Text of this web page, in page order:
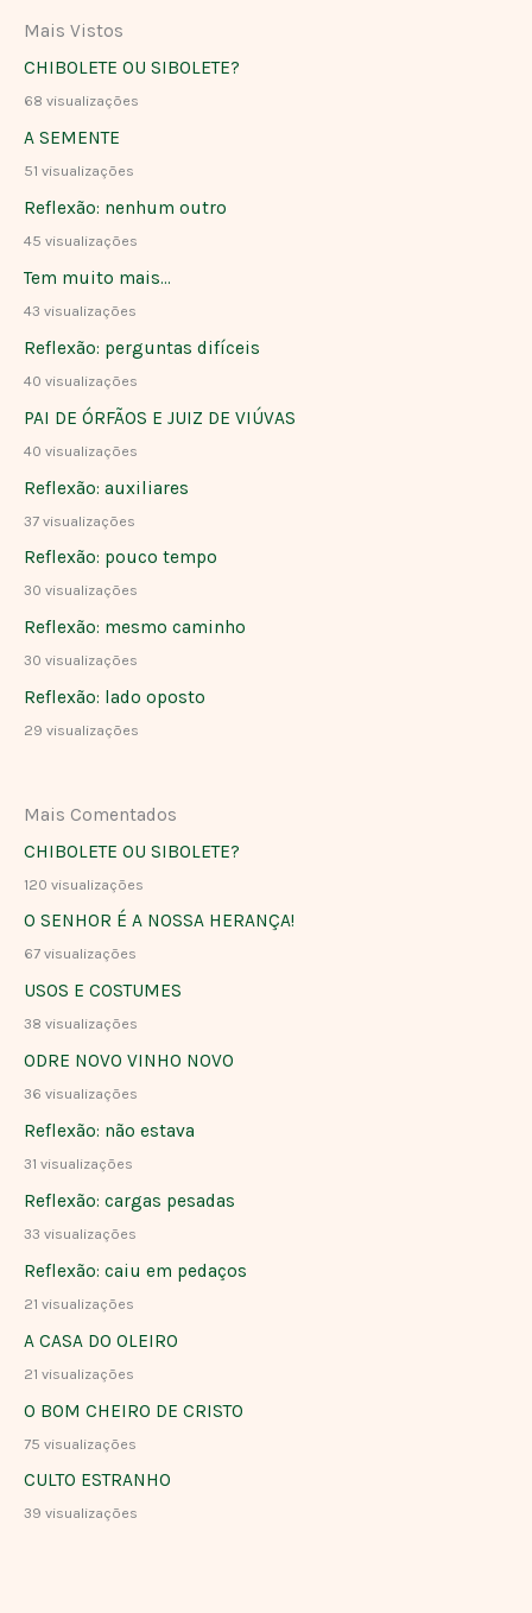
Mais Vistos
CHIBOLETE OU SIBOLETE?
68 visualizações
A SEMENTE
51 visualizações
Reflexão: nenhum outro
45 visualizações
Tem muito mais…
43 visualizações
Reflexão: perguntas difíceis
40 visualizações
PAI DE ÓRFÃOS E JUIZ DE VIÚVAS
40 visualizações
Reflexão: auxiliares
37 visualizações
Reflexão: pouco tempo
30 visualizações
Reflexão: mesmo caminho
30 visualizações
Reflexão: lado oposto
29 visualizações
Mais Comentados
CHIBOLETE OU SIBOLETE?
120 visualizações
O SENHOR É A NOSSA HERANÇA!
67 visualizações
USOS E COSTUMES
38 visualizações
ODRE NOVO VINHO NOVO
36 visualizações
Reflexão: não estava
31 visualizações
Reflexão: cargas pesadas
33 visualizações
Reflexão: caiu em pedaços
21 visualizações
A CASA DO OLEIRO
21 visualizações
O BOM CHEIRO DE CRISTO
75 visualizações
CULTO ESTRANHO
39 visualizações